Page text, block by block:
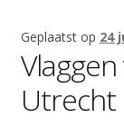
Projecten
Geplaatst op 24
Utrecht